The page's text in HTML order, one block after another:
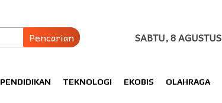
Pencarian SABTU, 8
PENDIDIKAN TEKNOLOGI EKOBIS OLAHRAGA